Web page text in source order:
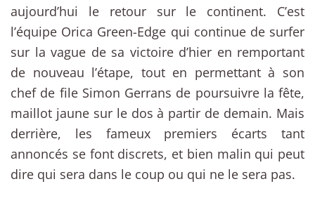
aujourd’hui le retour sur le continent. C’est
l’équipe Orica Green-Edge qui continue de surfer
sur la vague de sa victoire d’hier en remportant
de nouveau l’étape, tout en permettant à son
chef de file Simon Gerrans de poursuivre la fête,
maillot jaune sur le dos à partir de demain. Mais
derrière, les fameux premiers écarts tant
annoncés se font discrets, et bien malin qui peut
dire qui sera dans le coup ou qui ne le sera pas.